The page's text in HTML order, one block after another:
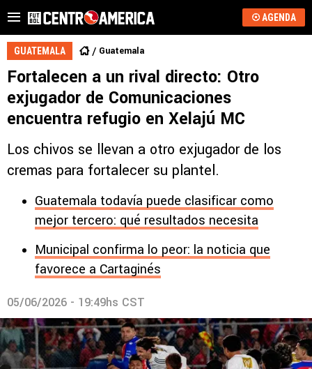
AGENDA
GUATEMALA Guatemala
Fortalecen a un rival directo: Otro
exjugador de Comunicaciones
encuentra refugio en Xelajú MC
Los chivos se llevan a otro exjugador de los
cremas para fortalecer su plantel.
Guatemala todavía puede clasificar como
mejor tercero: qué resultados necesita
Municipal confirma lo peor: la noticia que
favorece a Cartaginés
05/06/2026 - 19:49hs CST